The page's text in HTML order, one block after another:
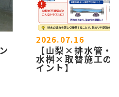
2026.07.16
【山梨×排水管・
水桝×取替施工の
イント】